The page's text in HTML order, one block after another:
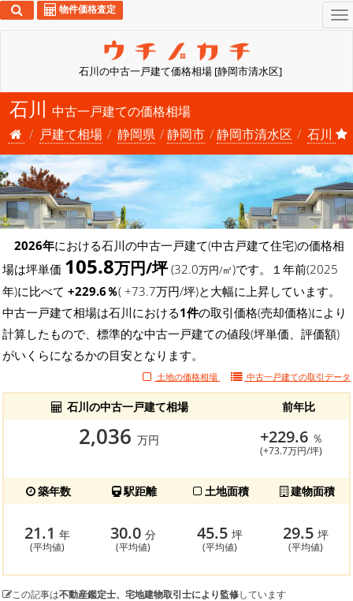
石川の中古一戸建て価格相場 [静岡市清水区]
物件価格査定
石川 中古一戸建ての価格相場
戸建て相場
静岡県 静岡市 静岡市清水区 石川
2026年における石川の中古一戸建て(中古戸建て住宅)の価格相
場は坪単価 105.8万円/坪(32.0万円/㎡)です。１年前(2025
年)に比べて +229.6％( +73.7万円/坪)と大幅に上昇しています。
中古一戸建て相場は石川における1件の取引価格(売却価格)により
計算したもので、標準的な中古一戸建ての値段(坪単価、評価額)
がいくらになるかの目安となります。
土地の価格相場 中古一戸建ての取引データ
石川の中古一戸建て相場 前年比
2,036 万円 +229.6 ％
(+73.7万円/坪)
築年数 駅距離 土地面積 建物面積
21.1 年
(平均値)
30.0分
(平均値)
45.5 坪
(平均値)
29.5坪
(平均値)
この記事は不動産鑑定士、宅地建物取引士により監修しています